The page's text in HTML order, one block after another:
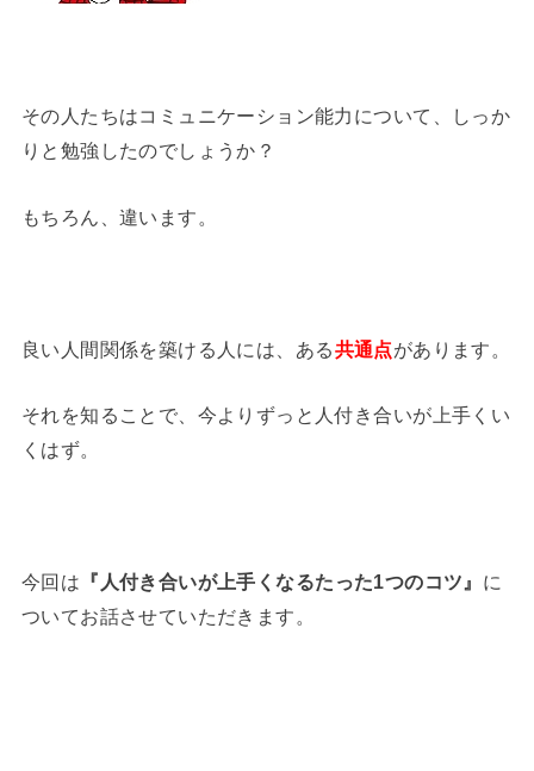
その人たちはコミュニケーション能力について、しっか
りと勉強したのでしょうか？
もちろん、違います。
良い人間関係を築ける人には、ある共通点があります。
それを知ることで、今よりずっと人付き合いが上手くい
くはず。
今回は 『人付き合いが上手くなるたった1つのコツ』 に
ついてお話させていただきます。